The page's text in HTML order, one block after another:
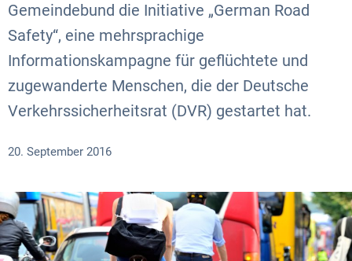
Gemeindebund die Initiative „German Road
Safety“, eine mehrsprachige
Informationskampagne für geflüchtete und
zugewanderte Menschen, die der Deutsche
Verkehrssicherheitsrat (DVR) gestartet hat.
20. September 2016